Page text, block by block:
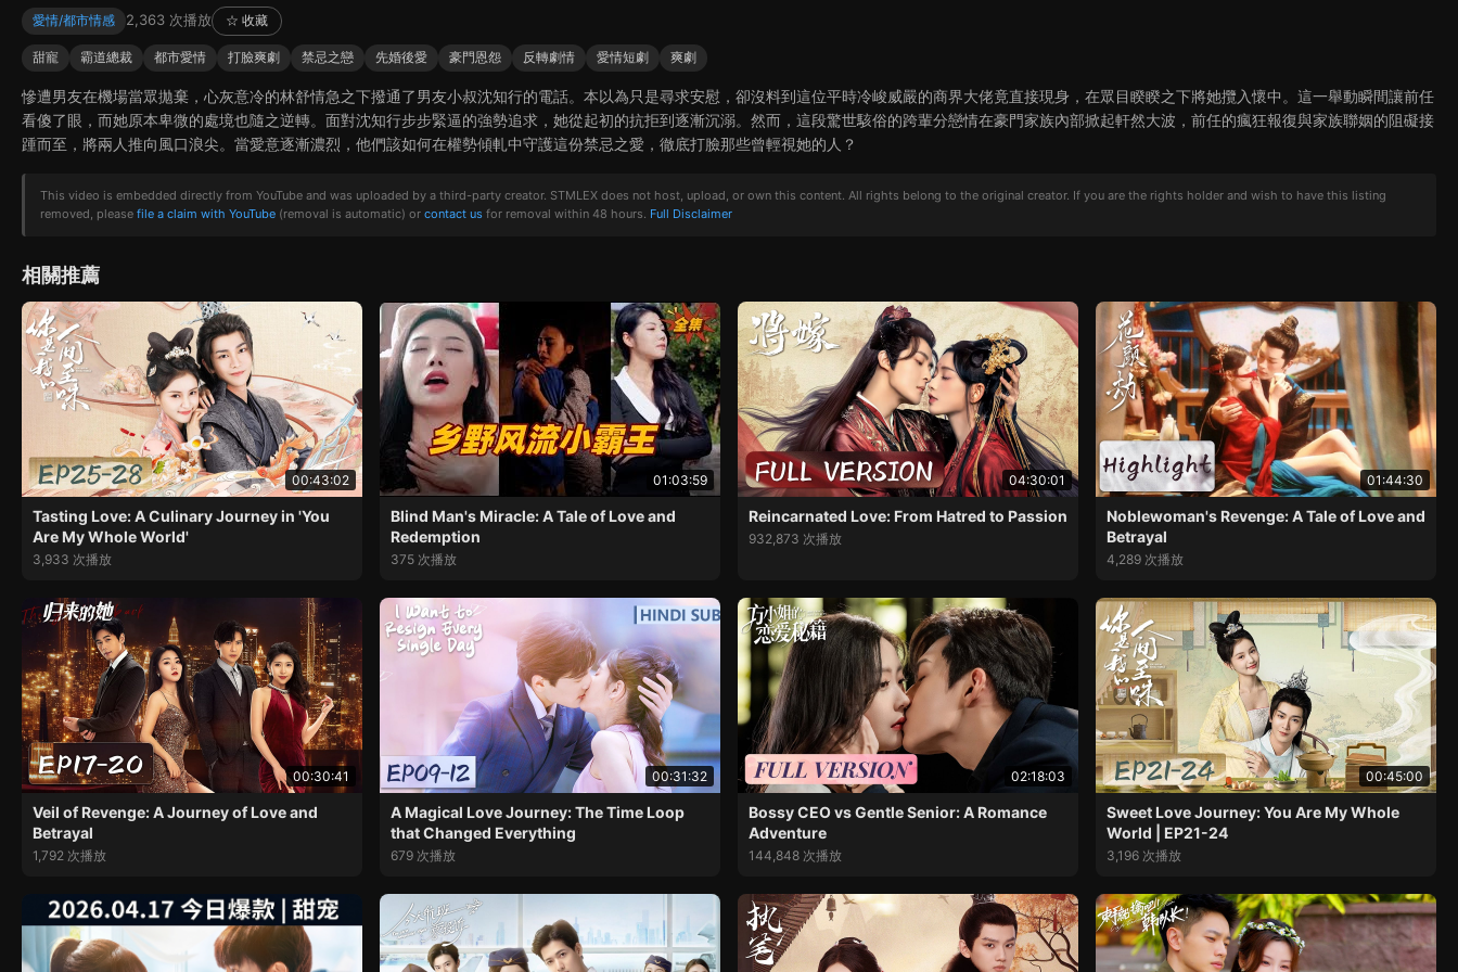
愛情/都市情感 2,363 次播放 ☆ 收藏
甜寵 霸道總裁 都市愛情 打臉爽劇 禁忌之戀 先婚後愛 豪門恩怨 反轉劇情 愛情短劇 爽劇
慘遭男友在機場當眾拋棄，心灰意冷的林舒情急之下撥通了男友小叔沈知行的電話。本以為只是尋求安慰，卻沒料到這位平時冷峻威嚴的商界大佬竟直接現身，在眾目睽睽之下將她攬入懷中。這一舉動瞬間讓前任
看傻了眼，而她原本卑微的處境也隨之逆轉。面對沈知行步步緊逼的強勢追求，她從起初的抗拒到逐漸沉溺。然而，這段驚世駭俗的跨輩分戀情在豪門家族內部掀起軒然大波，前任的瘋狂報復與家族聯姻的阻礙接
踵而至，將兩人推向風口浪尖。當愛意逐漸濃烈，他們該如何在權勢傾軋中守護這份禁忌之愛，徹底打臉那些曾輕視她的人？
This video is embedded directly from YouTube and was uploaded by a third-party creator. STMLEX does not host, upload, or own this content. All rights belong to the original creator. If you are the rights holder and wish to have this listing
removed, please file a claim with YouTube (removal is automatic) or contact us for removal within 48 hours. Full Disclaimer
相關推薦
00:43:02
Tasting Love: A Culinary Journey in 'You
Are My Whole World'
3,933 次播放
01:03:59
Blind Man's Miracle: A Tale of Love and
Redemption
375 次播放
04:30:01
Reincarnated Love: From Hatred to Passion
932,873 次播放
01:44:30
Noblewoman's Revenge: A Tale of Love and
Betrayal
4,289 次播放
00:30:41
Veil of Revenge: A Journey of Love and
Betrayal
1,792 次播放
00:31:32
A Magical Love Journey: The Time Loop
that Changed Everything
679 次播放
02:18:03
Bossy CEO vs Gentle Senior: A Romance
Adventure
144,848 次播放
00:45:00
Sweet Love Journey: You Are My Whole
World | EP21-24
3,196 次播放